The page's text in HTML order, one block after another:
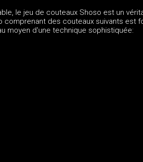
le jeu de couteaux Shoso est un
comprenant des couteaux suivants est
moyen d'une technique sophistiquée: